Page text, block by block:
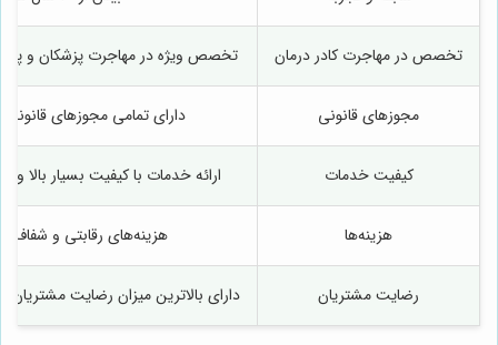
تخصص در مهاجرت کادر درمان تخصص ویژه در مهاجرت پزشکان و
مجوزهای قانونی دارای تمامی مجوزهای قانونی
کیفیت خدمات ارائه خدمات با کیفیت بسیار بالا و
هزینه‌ها هزینه‌های رقابتی و شفاف
رضایت مشتریان دارای بالاترین میزان رضایت